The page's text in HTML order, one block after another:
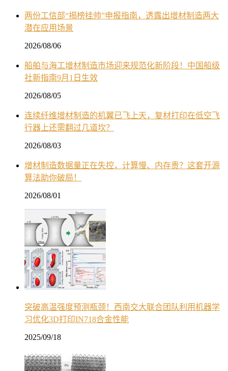
两份工信部“揭榜挂帅”申报指南，透露出增材制造两大
潜在应用场景
2026/08/06
船舶与海工增材制造市场迎来规范化新阶段！中国船级
社新指南9月1日生效
2026/08/05
连续纤维增材制造的机翼已飞上天，复材打印在低空飞
行器上还需翻过几道坎？
2026/08/03
增材制造数据量正在失控，计算慢、内存贵？这套开源
算法助你破局！
2026/08/01
突破高温强度预测瓶颈！西南交大联合团队利用机器学
习优化3D打印IN718合金性能
2025/09/18